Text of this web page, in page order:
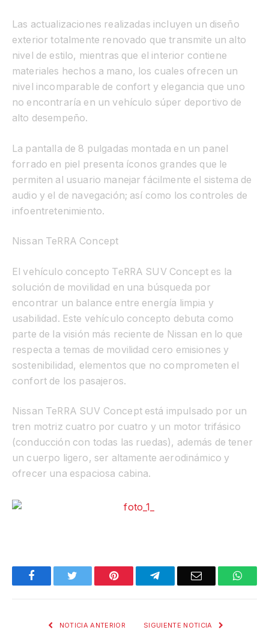
Las actualizaciones realizadas incluyen un diseño
exterior totalmente renovado que transmite un alto
nivel de estilo, mientras que el interior contiene
materiales hechos a mano, los cuales ofrecen un
nivel incomparable de confort y elegancia que uno
no encontraría en un vehículo súper deportivo de
alto desempeño.
La pantalla de 8 pulgadas montada en un panel
forrado en piel presenta íconos grandes que le
permiten al usuario manejar fácilmente el sistema de
audio y el de navegación; así como los controles de
infoentretenimiento.
Nissan TeRRA Concept
El vehículo concepto TeRRA SUV Concept es la
solución de movilidad en una búsqueda por
encontrar un balance entre energía limpia y
usabilidad. Este vehículo concepto debuta como
parte de la visión más reciente de Nissan en lo que
respecta a temas de movilidad cero emisiones y
sostenibilidad, elementos que no comprometen el
confort de los pasajeros.
Nissan TeRRA SUV Concept está impulsado por un
tren motriz cuatro por cuatro y un motor trifásico
(conducción con todas las ruedas), además de tener
un cuerpo ligero, ser altamente aerodinámico y
ofrecer una espaciosa cabina.
Facebook Pinterest TelegramEmail
NOTICIA ANTERIOR SIGUIENTE NOTICIA